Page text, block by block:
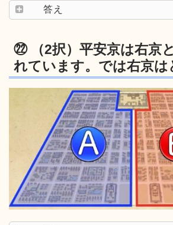
答え
㉒ （2択）平安京は右京
れています。では右京は